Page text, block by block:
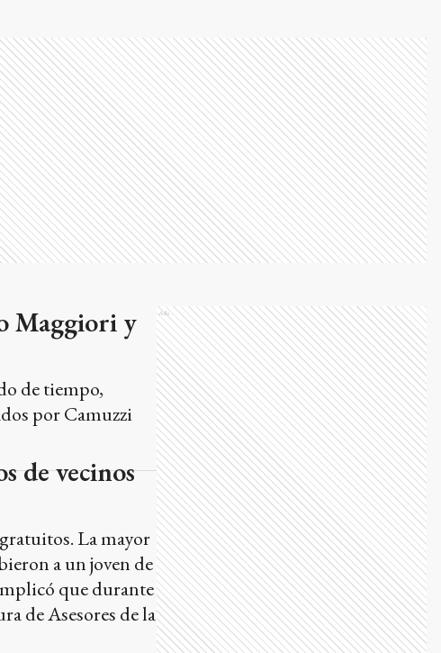
Maggiori y
de tiempo,
por Camuzzi
de vecinos
La mayor
a un joven de
que durante
de Asesores de la
Ads